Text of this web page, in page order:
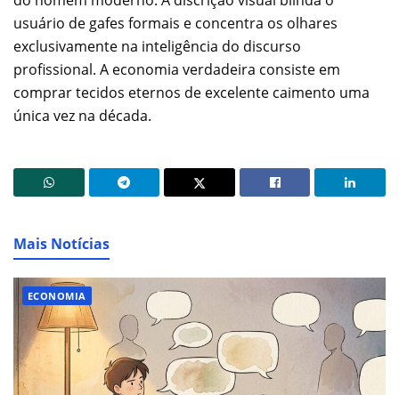
usuário de gafes formais e concentra os olhares
exclusivamente na inteligência do discurso
profissional. A economia verdadeira consiste em
comprar tecidos eternos de excelente caimento uma
única vez na década.
Mais Notícias
ECONOMIA